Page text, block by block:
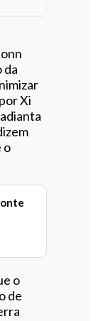
da
Xi
o
o
de